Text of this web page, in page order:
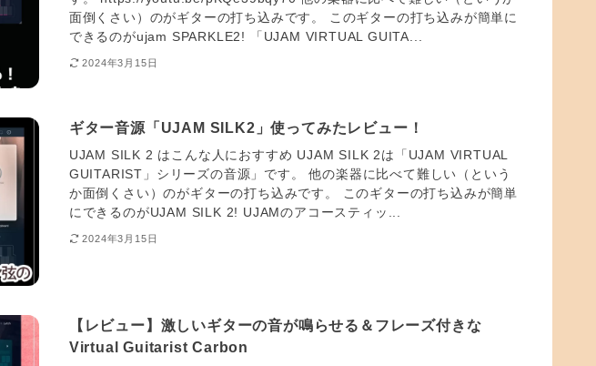
面倒くさい）のがギターの打ち込みです。 このギターの打ち込みが簡単に
できるのがujam SPARKLE2! 「UJAM VIRTUAL GUITA...
2024年3月15日
ギター音源「UJAM SILK2」使ってみたレビュー！
UJAM SILK 2 はこんな人におすすめ UJAM SILK 2は「UJAM VIRTUAL
GUITARIST」シリーズの音源」です。 他の楽器に比べて難しい（という
か面倒くさい）のがギターの打ち込みです。 このギターの打ち込みが簡単
にできるのがUJAM SILK 2! UJAMのアコースティッ...
2024年3月15日
【レビュー】激しいギターの音が鳴らせる＆フレーズ付きな
Virtual Guitarist Carbon